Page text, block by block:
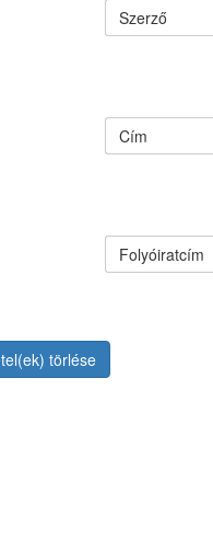
Szerző
Cím
Folyóiratcím
törlése